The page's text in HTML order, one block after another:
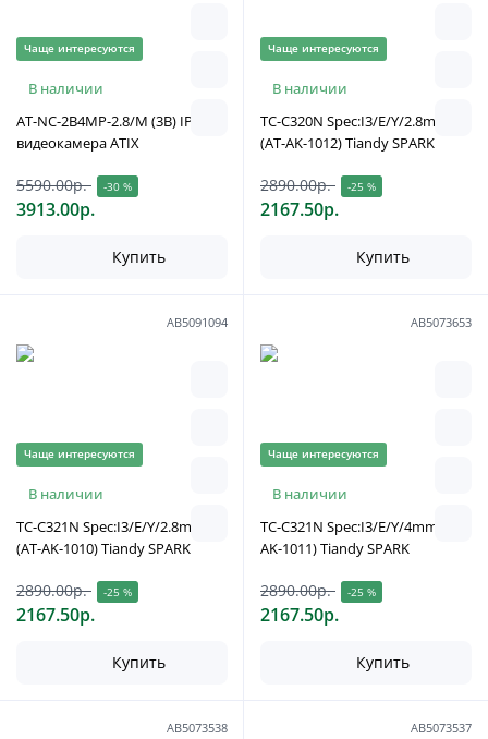
Чаще интересуются
В наличии
AT-NC-2B4MP-2.8/M (3B) IP-
видеокамера ATIX
5590.00р. -30 %
3913.00р.
Купить
Чаще интересуются
В наличии
TC-C320N Spec:I3/E/Y/2.8mm
(AT-AK-1012) Tiandy SPARK
2890.00р. -25 %
2167.50р.
Купить
АВ5091094
Чаще интересуются
В наличии
TC-C321N Spec:I3/E/Y/2.8mm
(AT-AK-1010) Tiandy SPARK
2890.00р. -25 %
2167.50р.
Купить
АВ5073653
Чаще интересуются
В наличии
TC-C321N Spec:I3/E/Y/4mm (AT-
AK-1011) Tiandy SPARK
2890.00р. -25 %
2167.50р.
Купить
АВ5073538 АВ5073537